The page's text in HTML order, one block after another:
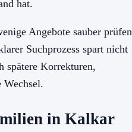
hat.
Angebote sauber prüfen
Suchprozess spart nicht
spätere Korrekturen,
Wechsel.
in Kalkar